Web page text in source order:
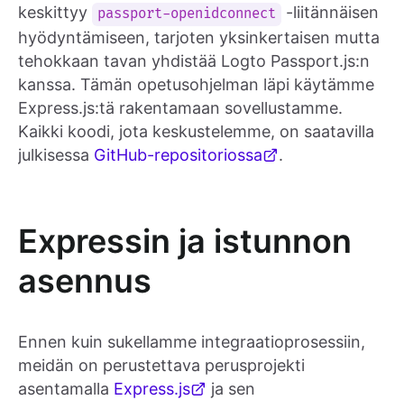
keskittyy
passport-openidconnect
-liitännäisen
hyödyntämiseen, tarjoten yksinkertaisen mutta
tehokkaan tavan yhdistää Logto Passport.js:n
kanssa. Tämän opetusohjelman läpi käytämme
Express.js:tä rakentamaan sovellustamme.
Kaikki koodi, jota keskustelemme, on saatavilla
julkisessa GitHub-repositoriossa .
Expressin ja istunnon
asennus
Ennen kuin sukellamme integraatioprosessiin,
meidän on perustettava perusprojekti
asentamalla Express.js
ja sen